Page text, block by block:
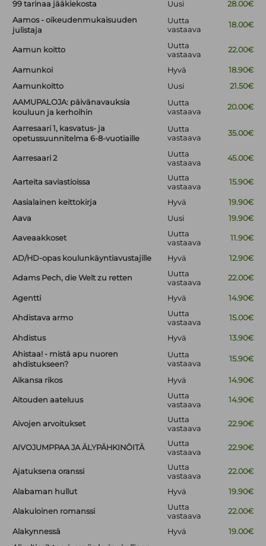
99 tarinaa jääkiekosta
Uusi
28.00€
Aamos - oikeudenmukaisuuden
julistaja
Uutta
vastaava
18.00€
Aamun koitto
Uutta
vastaava
22.00€
Aamunkoi Hyvä
18.90€
Aamunkoitto
Uusi
21.50€
AAMUPALOJA: päivänavauksia
kouluun ja kerhoihin
Uutta
vastaava
20.00€
Aarresaari 1, kasvatus- ja
opetussuunnitelma 6-8-vuotiaille
Uutta
vastaava
35.00€
Aarresaari 2
Uutta
vastaava
45.00€
Aarteita saviastioissa
Uutta
vastaava
15.90€
Aasialainen keittokirja Hyvä
19.90€
Aava
Uusi 19.90€
Aaveaakkoset
Uutta
vastaava
11.90€
AD/HD-opas koulunkäyntiavustajille Hyvä 12.90€
Adams Pech, die Welt zu retten
Uutta
vastaava
22.00€
Agentti Hyvä 14.90€
Ahdistava armo
Uutta
vastaava
15.00€
Ahdistus Hyvä
13.90€
Ahistaa! - mistä apu nuoren
ahdistukseen?
Uutta
vastaava
15.90€
Aikansa rikos Hyvä 14.90€
Aitouden aateluus
Uutta
vastaava
14.90€
Aivojen arvoitukset
Uutta
vastaava
22.90€
AIVOJUMPPAA JA ÄLYPÄHKINÖITÄ
Uutta
vastaava
22.90€
Ajatuksena oranssi
Uutta
vastaava
22.00€
Alabaman hullut Hyvä 19.90€
Alakuloinen romanssi
Uutta
vastaava
22.00€
Alakynnessä Hyvä
19.00€